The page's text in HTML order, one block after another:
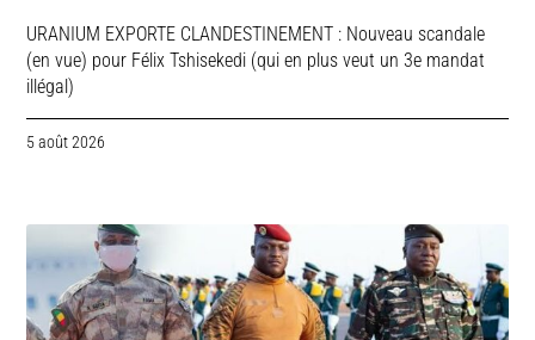
URANIUM EXPORTE CLANDESTINEMENT : Nouveau scandale
(en vue) pour Félix Tshisekedi (qui en plus veut un 3e mandat
illégal)
5 août 2026